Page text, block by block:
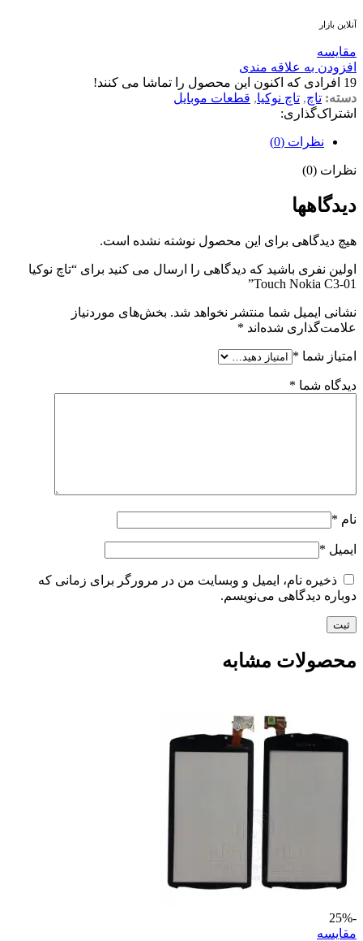
آنلاین بازار
مقايسه
افزودن به علاقه مندی
19 افرادی که اکنون این محصول را تماشا می کنند!
دسته: تاچ, تاچ نوکیا, قطعات موبایل
اشتراک‌گذاری:
نظرات (0)
نظرات (0)
دیدگاهها
هیچ دیدگاهی برای این محصول نوشته نشده است.
اولین نفری باشید که دیدگاهی را ارسال می کنید برای “تاچ نوکیا
Touch Nokia C3-01”
نشانی ایمیل شما منتشر نخواهد شد. بخش‌های موردنیاز
علامت‌گذاری شده‌اند *
امتیاز شما *
دیدگاه شما *
نام *
ایمیل *
ذخیره نام، ایمیل و وبسایت من در مرورگر برای زمانی که
دوباره دیدگاهی می‌نویسم.
محصولات مشابه
-25%
مقايسه